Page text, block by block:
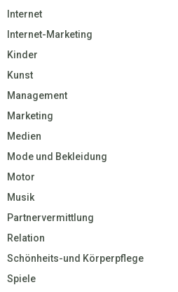
Internet
Internet-Marketing
Kinder
Kunst
Management
Marketing
Medien
Mode und Bekleidung
Motor
Musik
Partnervermittlung
Relation
Schönheits-und Körperpflege
Spiele